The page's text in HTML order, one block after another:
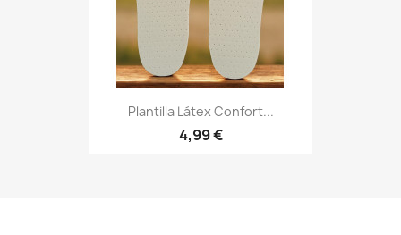
Plantilla Látex Confort...
4,99 €